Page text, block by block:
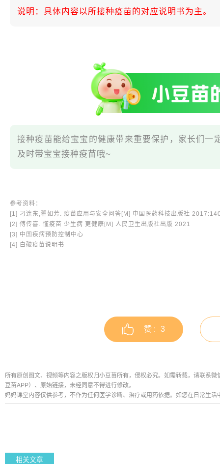
说明：具体内容以所接种疫苗的对应说明书为主。
接种疫苗能给宝宝的健康带来重要保护，家长们一
及时带宝宝接种疫苗哦~
参考资料：
[1] 刁连东,翟如芳. 疫苗应用与安全问答[M] 中国医药科技出版社
[2] 傅传喜. 懂疫苗 少生病 更健康[M] 人民卫生出版社出版 2021
[3] 中国疾病预防控制中心
[4] 白破疫苗说明书
赞 : 3
所有原创图文、视频等内容之版权归小豆苗所有，侵权必究。如需转载，请联系
豆苗APP）、原始链接，未经同意不得进行修改。
妈妈课堂内容仅供参考，不作为任何医学诊断、治疗或用药依据。如您在日常生
相关文章